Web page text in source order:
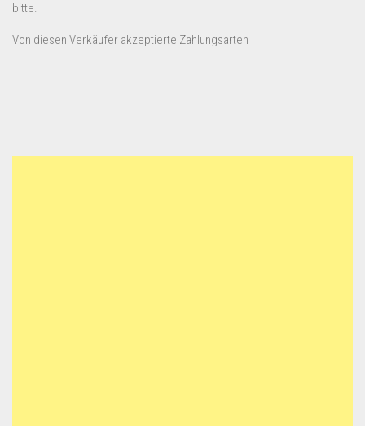
bitte.
Von diesen Verkäufer akzeptierte Zahlungsarten